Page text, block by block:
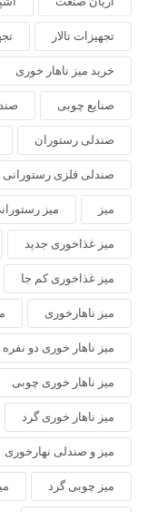
تجهیزات تالار
خرید میز ناهار خوری
صنایع چوبی
صندلی رستوران
صندلی فلزی رستورانی
میز میز
میز غذاخوری جدید
میز غذاخوری کم جا
میز ناهارخوری
میز ناهار خوری دو نفره
میز ناهار خوری چوبی
میز ناهار خوری گرد
میز و صندلی نهارخوری
میز چوبی گرد